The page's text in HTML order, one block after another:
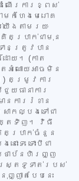
ណើរការខ្ពស់
ហែងមេរោគ
ងតាមរយៈ
គិតប្រាក់ជាមុន
ានត្រូវបាន
ោយ។ (កាត
អំណោយអាចមិន
) តម្រូវការ
ធានាការ
ការរំខាន
កល្បងទៅជា
ត្តទិញ។ វិធី
ប្រាក់ចំនួន
ទេ ទោះបីជា
ស្ថាប័នហិរញ្ញ
ស្ត្រទូទាត់របស់
ញាតបែបនេះ